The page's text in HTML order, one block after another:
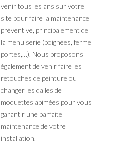
venir tous les ans sur votre
site pour faire la maintenance
préventive, principalement de
la menuiserie (poignées, ferme
portes,…). Nous proposons
également de venir faire les
retouches de peinture ou
changer les dalles de
moquettes abimées pour vous
garantir une parfaite
maintenance de votre
installation.